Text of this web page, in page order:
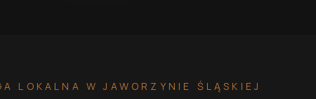
LOKALNA W JAWORZYNIE ŚLĄSKIEJ